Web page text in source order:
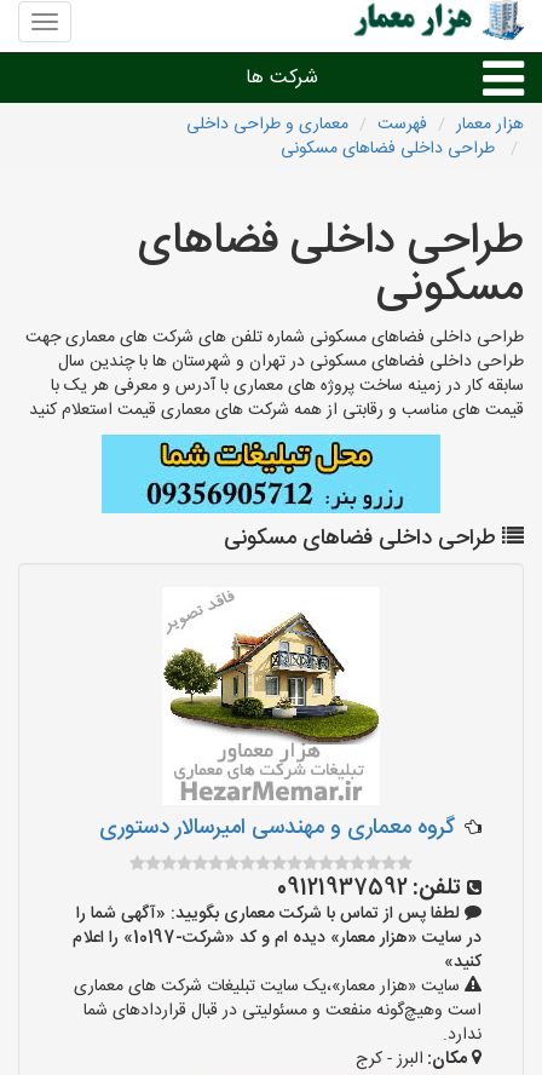
منوی
سایت
معمار
شرکت ها
طراحی داخلی و دکوراسیون داخلی
دیگر امور معماری
هزار معمار فهرست
معماری و طراحی داخلی
طراحی داخلی فضاهای مسکونی
طراحی داخلی فضاهای
مسکونی
طراحی داخلی فضاهای مسکونی شماره تلفن های شرکت های معماری جهت
طراحی داخلی فضاهای مسکونی در تهران و شهرستان ها با چندین سال
سابقه کار در زمینه ساخت پروژه های معماری با آدرس و معرفی هر یک با
قیمت های مناسب و رقابتی از همه شرکت های معماری قیمت استعلام کنید
طراحی داخلی فضاهای مسکونی
گروه معماری و مهندسی امیرسالار دستوری
تلفن:09121937592
لطفا پس از تماس با شرکت معماری بگویید: «آگهی شما را
در سایت «هزار معمار» دیده ام و کد «شرکت-10197» را اعلام
کنید»
سایت «هزار معمار»،یک سایت تبلیغات شرکت های معماری
است وهیچ‌گونه منفعت و مسئولیتی در قبال قراردادهای شما
ندارد.
مکان: البرز - کرج